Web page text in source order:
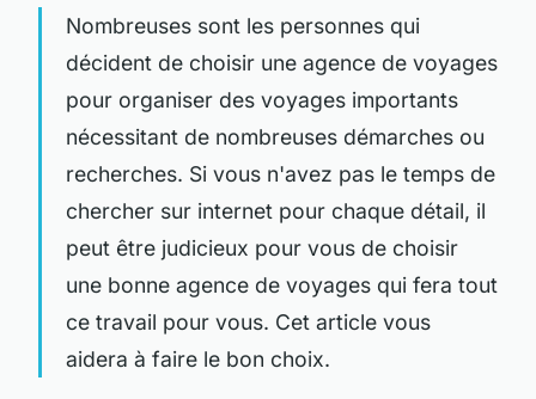
Nombreuses sont les personnes qui
décident de choisir une agence de voyages
pour organiser des voyages importants
nécessitant de nombreuses démarches ou
recherches. Si vous n'avez pas le temps de
chercher sur internet pour chaque détail, il
peut être judicieux pour vous de choisir
une bonne agence de voyages qui fera tout
ce travail pour vous. Cet article vous
aidera à faire le bon choix.